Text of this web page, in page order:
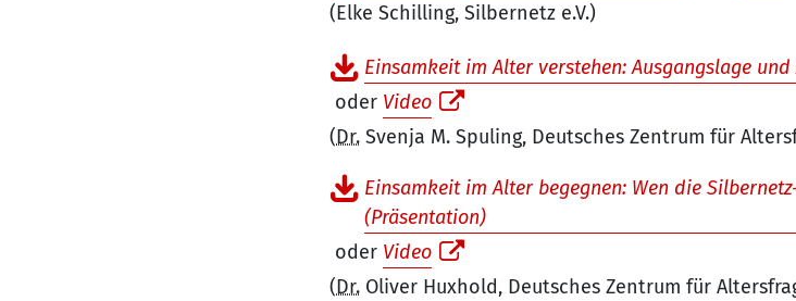
(Elke Schilling, Silbernetz e.V.)
Einsamkeit im Alter verstehen: Ausgangslage
oder Video
(Dr. Svenja M. Spuling, Deutsches Zentrum für
Einsamkeit im Alter begegnen: Wen die
(Präsentation)
oder Video
(Dr. Oliver Huxhold, Deutsches Zentrum für